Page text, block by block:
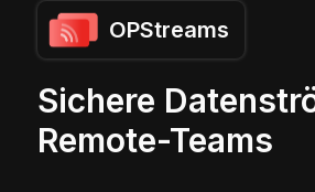
OPStreams
Sichere
Remote-Teams